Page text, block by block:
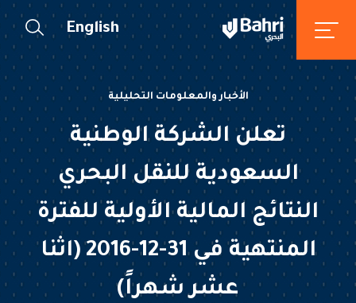
English
الأخبار والمعلومات التحليلية
تعلن الشركة الوطنية
السعودية للنقل البحري
النتائج المالية الأولية للفترة
المنتهية في 31-12-2016 (اثنا
عشر شهراً)